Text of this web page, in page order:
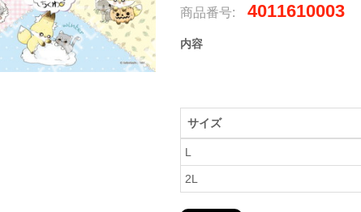
商品番号: 4011610003
内容
サイズ
L
2L